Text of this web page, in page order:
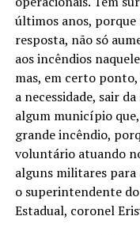
últimos anos,
resposta, não só
aos incêndios
mas, em certo
a necessidade, sair
algum município
grande incêndio,
voluntário atuando
alguns militares para
o superintendente do
Estadual, coronel